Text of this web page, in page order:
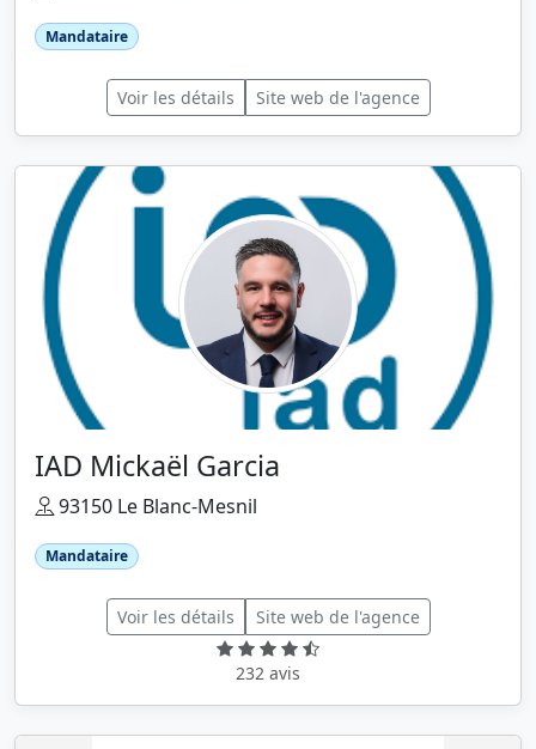
Mandataire
Voir les détails Site web de l'agence
IAD Mickaël Garcia
93150 Le Blanc-Mesnil
Mandataire
Voir les détails Site web de l'agence
232 avis